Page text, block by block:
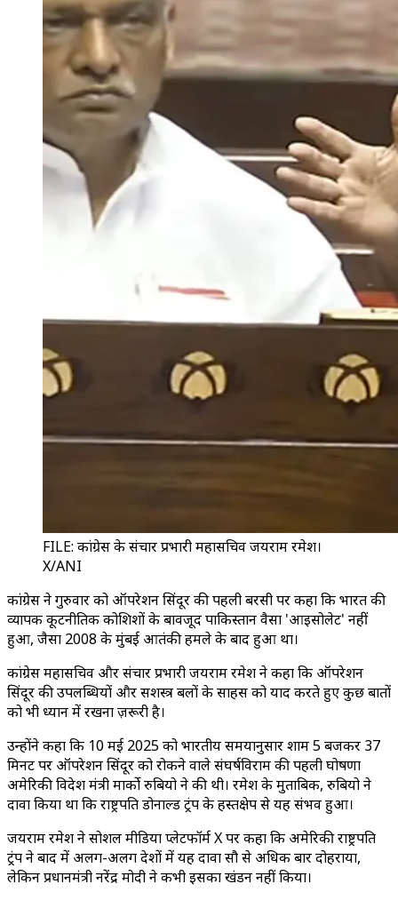
FILE: कांग्रेस के संचार प्रभारी महासचिव जयराम रमेश।
X/ANI
कांग्रेस ने गुरुवार को ऑपरेशन सिंदूर की पहली बरसी पर कहा कि भारत की
व्यापक कूटनीतिक कोशिशों के बावजूद पाकिस्तान वैसा 'आइसोलेट' नहीं
हुआ, जैसा 2008 के मुंबई आतंकी हमले के बाद हुआ था।
कांग्रेस महासचिव और संचार प्रभारी जयराम रमेश ने कहा कि ऑपरेशन
सिंदूर की उपलब्धियों और सशस्त्र बलों के साहस को याद करते हुए कुछ बातों
को भी ध्यान में रखना ज़रूरी है।
उन्होंने कहा कि 10 मई 2025 को भारतीय समयानुसार शाम 5 बजकर 37
मिनट पर ऑपरेशन सिंदूर को रोकने वाले संघर्षविराम की पहली घोषणा
अमेरिकी विदेश मंत्री मार्को रुबियो ने की थी। रमेश के मुताबिक, रुबियो ने
दावा किया था कि राष्ट्रपति डोनाल्ड ट्रंप के हस्तक्षेप से यह संभव हुआ।
जयराम रमेश ने सोशल मीडिया प्लेटफॉर्म X पर कहा कि अमेरिकी राष्ट्रपति
ट्रंप ने बाद में अलग-अलग देशों में यह दावा सौ से अधिक बार दोहराया,
लेकिन प्रधानमंत्री नरेंद्र मोदी ने कभी इसका खंडन नहीं किया।